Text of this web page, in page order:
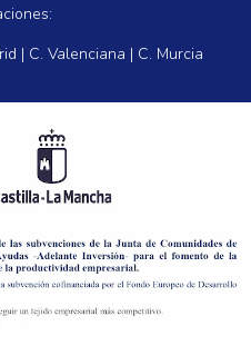
| C. Valenciana | C. Murcia